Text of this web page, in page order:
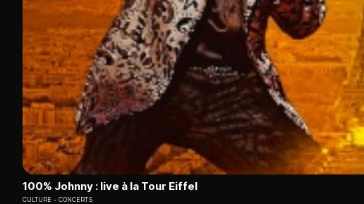
100% Johnny : live à la Tour Eiffel
CULTURE CONCERTS